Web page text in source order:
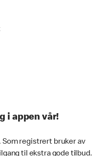
i appen vår!
Som registrert bruker av
til ekstra gode tilbud.